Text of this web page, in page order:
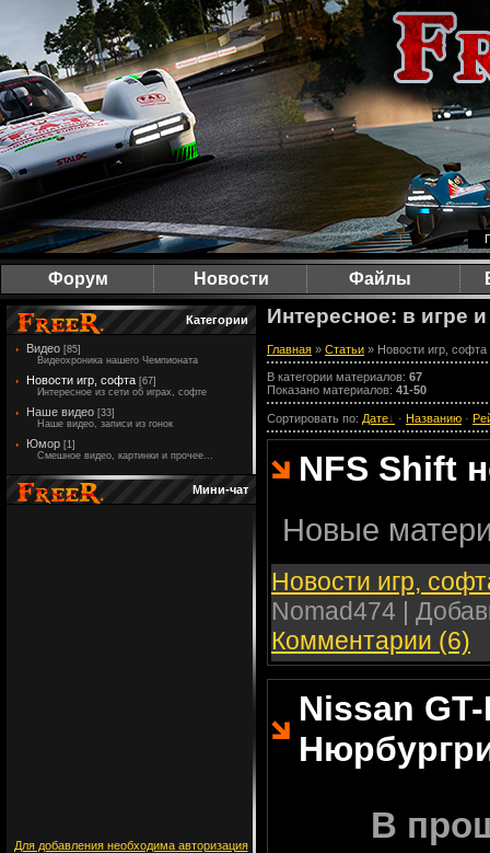
Форум Новости Файлы
Категории
Видео [85]
Видеохроника нашего Чемпионата
Новости игр, софта [67]
Интересное из сети об играх, софте
Наше видео [33]
Наше видео, записи из гонок
Юмор [1]
Смешное видео, картинки и прочее...
Мини-чат
Для добавления необходима авторизация
Интересное: в игре
Главная » Статьи » Новости игр, софта
В категории материалов: 67
Показано материалов: 41-50
Сортировать по: Дате · Названию ·
NFS Shift
Новые
Новости игр,
Nomad474 |
Комментарии (6)
Nissan
В